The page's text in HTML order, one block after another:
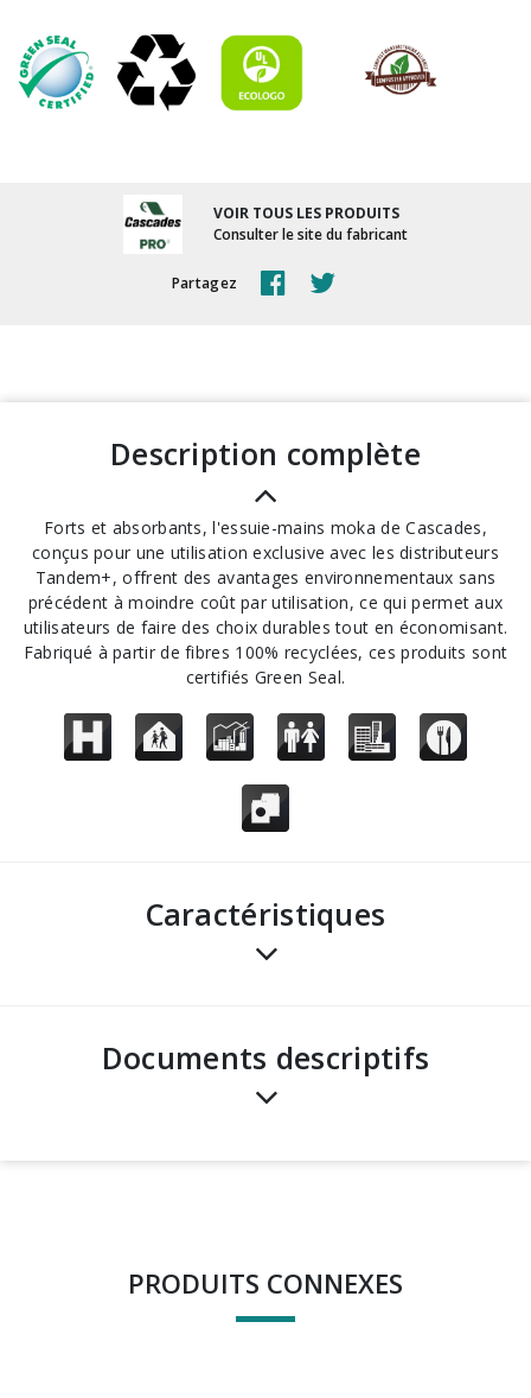
VOIR TOUS LES PRODUITS
Consulter le site du fabricant
Partagez
description complète
Forts et absorbants, l'essuie-mains moka de Cascades,
conçus pour une utilisation exclusive avec les distributeurs
Tandem+, offrent des avantages environnementaux sans
précédent à moindre coût par utilisation, ce qui permet aux
utilisateurs de faire des choix durables tout en économisant.
Fabriqué à partir de fibres 100% recyclées, ces produits sont
certifiés Green Seal.
Caractéristiques
Documents descriptifs
PRODUITS CONNEXES